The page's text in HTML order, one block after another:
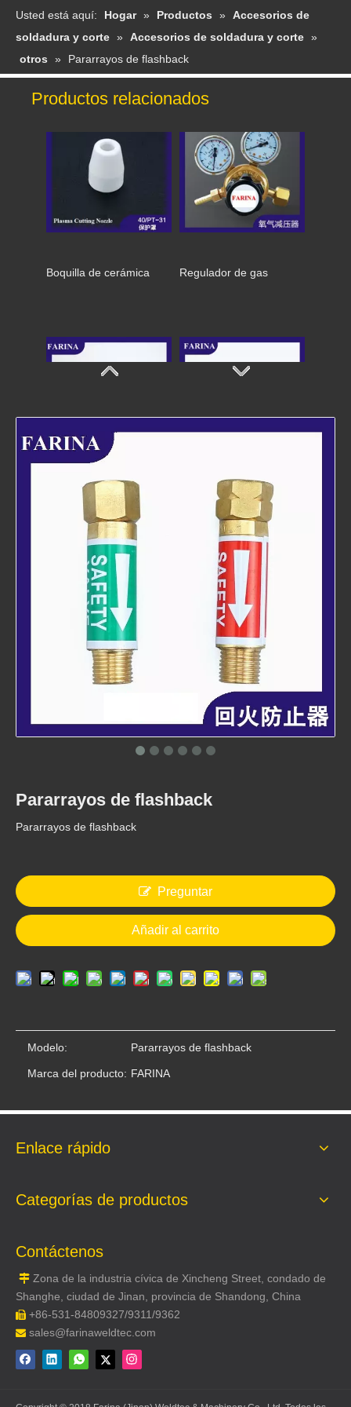
Usted está aquí: Hogar » Productos » Accesorios de
soldadura y corte » Accesorios de soldadura y corte »
otros
» Pararrayos de flashback
Productos relacionados
Boquilla de cerámica Regulador de gas
Boquillas de corte Consejos de contacto
Pararrayos de flashback
Pararrayos de flashback
Preguntar
Añadir al carrito
Modelo: Pararrayos de flashback
Marca del producto: FARINA
Enlace rápido
Categorías de productos
Contáctenos
 Zona de la industria cívica de Xincheng Street, condado de
Shanghe, ciudad de Jinan, provincia de Shandong, China
 +86-531-84809327/9311/9362
 sales@farinaweldtec.com